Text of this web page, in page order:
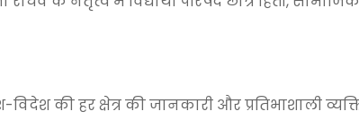
की हर क्षेत्र की जानकारी और प्रतिभाशाली